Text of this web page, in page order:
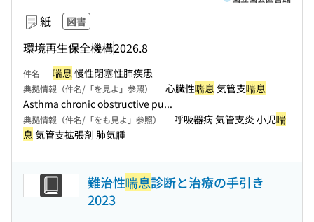
紙 図書
環境再生保全機構2026.8
件名 喘息慢性閉塞性肺疾患
典拠情報（件名/「を見よ」参照） 心臓性喘息気管支喘息
Asthma chronic obstructive pu...
典拠情報（件名/「をも見よ」参照） 呼吸器病 気管支炎 小児喘
息気管支拡張剤 肺気腫
難治性喘息診断と治療の手引き
2023